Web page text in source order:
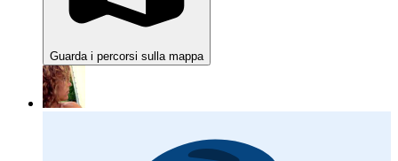
Guarda i percorsi sulla mappa